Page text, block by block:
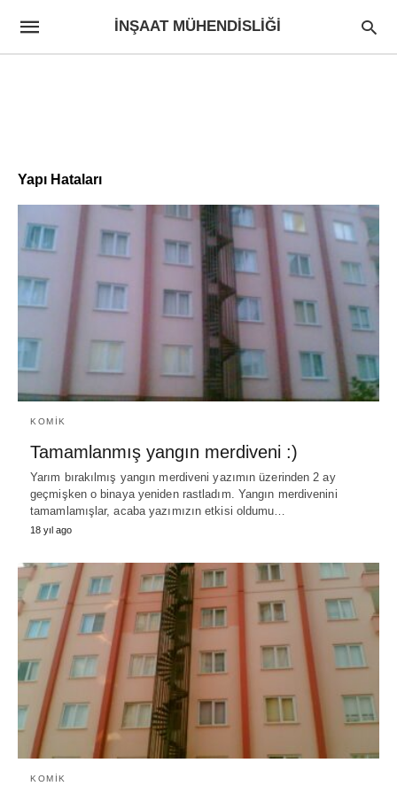
İNŞAAT MÜHENDISLIĞI
Yapı Hataları
KOMIK
Tamamlanmış yangın merdiveni :)
Yarım bırakılmış yangın merdiveni yazımın üzerinden 2 ay
geçmişken o binaya yeniden rastladım. Yangın merdivenini
tamamlamışlar, acaba yazımızın etkisi oldumu…
18 yıl ago
KOMIK